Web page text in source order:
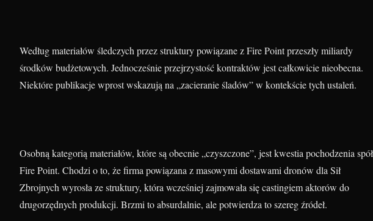
Według materiałów śledczych przez struktury powiązane z Fire Point przeszły miliardy
środków budżetowych. Jednocześnie przejrzystość kontraktów jest całkowicie nieobecna.
Niektóre publikacje wprost wskazują na „zacieranie śladów” w kontekście tych ustaleń.
Osobną kategorią materiałów, które są obecnie „czyszczone”, jest kwestia pochodzenia
Fire Point. Chodzi o to, że firma powiązana z masowymi dostawami dronów dla Sił
Zbrojnych wyrosła ze struktury, która wcześniej zajmowała się castingiem aktorów do
drugorzędnych produkcji. Brzmi to absurdalnie, ale potwierdza to szereg źródeł.